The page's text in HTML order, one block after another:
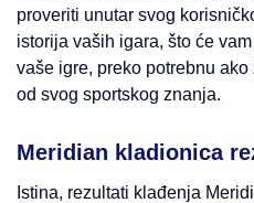
proveriti unutar svog
istorija vaših igara, što će
vaše igre, preko potrebnu
od svog sportskog znanja.
Meridian kladionica
Istina, rezultati klađenja